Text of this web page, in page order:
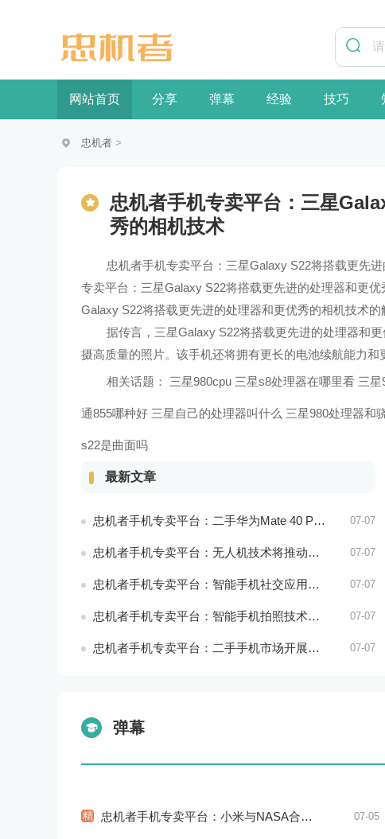
网站首页 分享 弹幕 经验 技巧
忠机者 >
忠机者手机专卖平台：三星
秀的相机技术
忠机者手机专卖平台：三星Galaxy S22将搭载更先
专卖平台：三星Galaxy S22将搭载更先进的处理器和更
Galaxy S22将搭载更先进的处理器和更优秀的相机技术的
据传言，三星Galaxy S22将搭载更先进的处理器和
摄高质量的照片。该手机还将拥有更长的电池续航能力和
相关话题：
三星980cpu 三星s8处理器在哪里看 三星
通855哪种好 三星自己的处理器叫什么 三星980处理器和
s22是曲面吗
最新文章
忠机者手机专卖平台：二手华为Mate 40 Pro市场价格持续波动 07-07
忠机者手机专卖平台：无人机技术将推动物流行业的智能化发展 07-07
忠机者手机专卖平台：智能手机社交应用分析 07-07
忠机者手机专卖平台：智能手机拍照技术将不断升级，成为手机行业的重要趋势 07-07
忠机者手机专卖平台：二手手机市场开展智能化运营，优化市场流程和效率 07-07
弹幕
精 忠机者手机专卖平台：小米与NASA合作推出智能太空手表 07-05